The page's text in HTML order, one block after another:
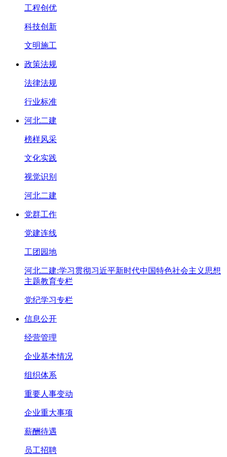
工程创优
科技创新
文明施工
政策法规
法律法规
行业标准
河北二建
榜样风采
文化实践
视觉识别
河北二建
党群工作
党建连线
工团园地
河北二建:学习贯彻习近平新时代中国特色社会主义思想
主题教育专栏
党纪学习专栏
信息公开
经营管理
企业基本情况
组织体系
重要人事变动
企业重大事项
薪酬待遇
员工招聘